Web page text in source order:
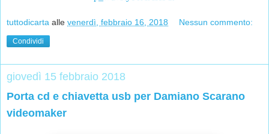
tuttodicarta alle venerdì, febbraio 16, 2018 Nessun commento:
Condividi
giovedì 15 febbraio 2018
Porta cd e chiavetta usb per Damiano Scarano
videomaker